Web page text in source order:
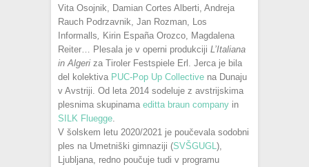
Vita Osojnik, Damian Cortes Alberti, Andreja
Rauch Podrzavnik, Jan Rozman, Los
Informalls
Kirin España Orozco, Magdalena
Reiter… Plesala je v operni produkciji L’Italiana
in Algeri za Tiroler Festspiele Erl. Jerca je bila
del kolektiva PUC-Pop Up Collective na Dunaju
v Avstriji. Od leta 2014 sodeluje z avstrijskima
plesnima skupinama editta braun company in
SILK Fluegge
V šolskem letu 2020/2021 je poučevala sodobni
ples na Umetniški gimnaziji (SVŠGUGL ),
Ljubljana, redno poučuje tudi v programu